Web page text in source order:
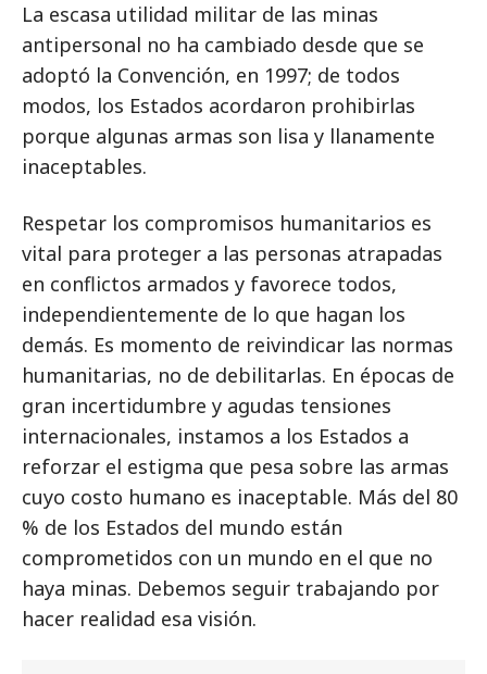
La escasa utilidad militar de las minas
antipersonal no ha cambiado desde que se
adoptó la Convención, en 1997; de todos
modos, los Estados acordaron prohibirlas
porque algunas armas son lisa y llanamente
inaceptables.
Respetar los compromisos humanitarios es
vital para proteger a las personas atrapadas
en conflictos armados y favorece todos,
independientemente de lo que hagan los
demás. Es momento de reivindicar las normas
humanitarias, no de debilitarlas. En épocas de
gran incertidumbre y agudas tensiones
internacionales, instamos a los Estados a
reforzar el estigma que pesa sobre las armas
cuyo costo humano es inaceptable. Más del 80
% de los Estados del mundo están
comprometidos con un mundo en el que no
haya minas. Debemos seguir trabajando por
hacer realidad esa visión.